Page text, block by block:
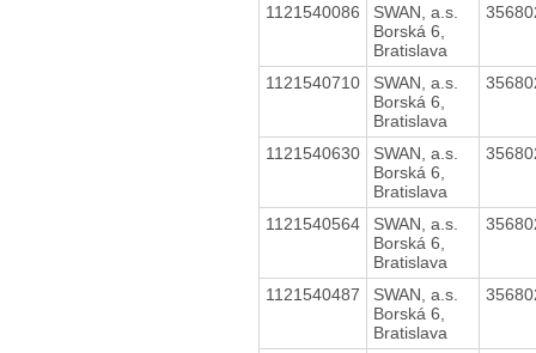
1121540086
SWAN, a.s.
Borská 6,
Bratislava
1121540710
SWAN, a.s.
Borská 6,
Bratislava
1121540630
SWAN, a.s.
Borská 6,
Bratislava
1121540564
SWAN, a.s.
Borská 6,
Bratislava
1121540487
SWAN, a.s.
Borská 6,
Bratislava